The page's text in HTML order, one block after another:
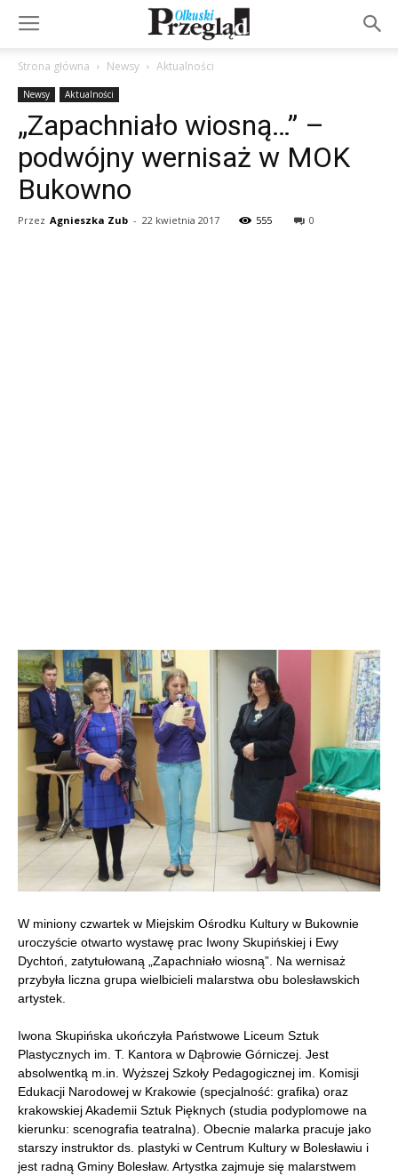
Strona główna Newsy Aktualności
Newsy Aktualności
„Zapachniało wiosną…” –
podwójny wernisaż w MOK
Bukowno
Przez Agnieszka Zub - 22 kwietnia 2017 555 0
W miniony czwartek w Miejskim Ośrodku Kultury w Bukownie
uroczyście otwarto wystawę prac Iwony Skupińskiej i Ewy
Dychtoń, zatytułowaną „Zapachniało wiosną”. Na wernisaż
przybyła liczna grupa wielbicieli malarstwa obu bolesławskich
artystek.
Iwona Skupińska ukończyła Państwowe Liceum Sztuk
Plastycznych im. T. Kantora w Dąbrowie Górniczej. Jest
absolwentką m.in. Wyższej Szkoły Pedagogicznej im. Komisji
Edukacji Narodowej w Krakowie (specjalność: grafika) oraz
krakowskiej Akademii Sztuk Pięknych (studia podyplomowe na
kierunku: scenografia teatralna). Obecnie malarka pracuje jako
starszy instruktor ds. plastyki w Centrum Kultury w Bolesławiu i
jest radną Gminy Bolesław. Artystka zajmuje się malarstwem